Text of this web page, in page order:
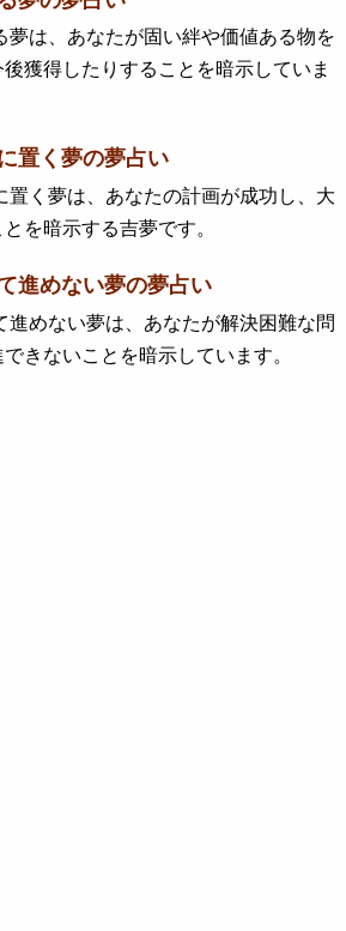
は、あなたが固い絆や価値ある物を
獲得したりすることを暗示していま
置く夢の夢占い
く夢は、あなたの計画が成功し、大
を暗示する吉夢です。
進めない夢の夢占い
めない夢は、あなたが解決困難な問
きないことを暗示しています。